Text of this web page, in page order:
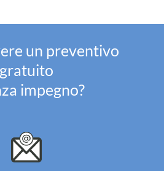
un preventivo
gratuito
impegno?